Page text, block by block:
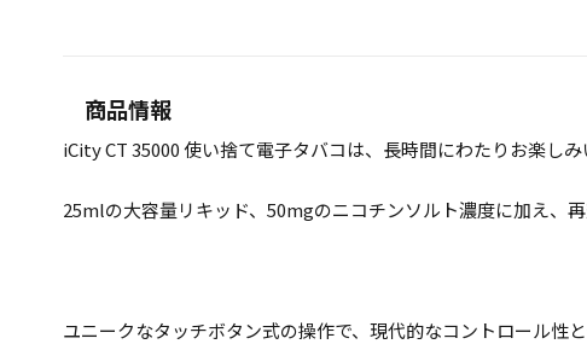
商品情報
iCity CT 35000 使い捨て電子タバコは、長時間にわたりお楽し
25mlの大容量リキッド、50mgのニコチンソルト濃度に加え、
ユニークなタッチボタン式の操作で、現代的なコントロール性